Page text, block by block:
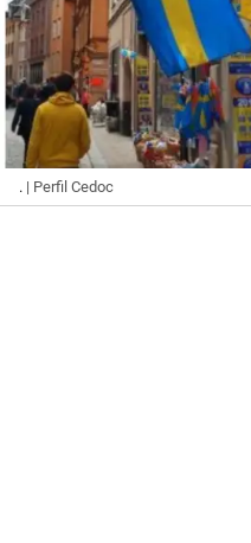
. | Perfil Cedoc